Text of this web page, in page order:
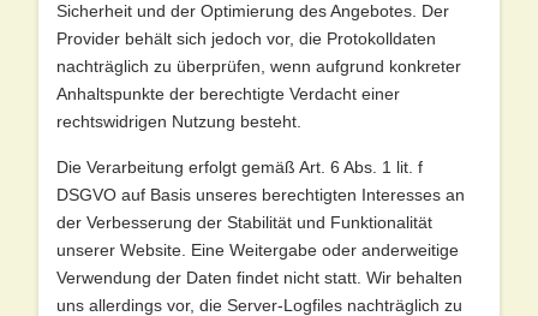
Sicherheit und der Optimierung des Angebotes. Der
Provider behält sich jedoch vor, die Protokolldaten
nachträglich zu überprüfen, wenn aufgrund konkreter
Anhaltspunkte der berechtigte Verdacht einer
rechtswidrigen Nutzung besteht.
Die Verarbeitung erfolgt gemäß Art. 6 Abs. 1 lit. f
DSGVO auf Basis unseres berechtigten Interesses an
der Verbesserung der Stabilität und Funktionalität
unserer Website. Eine Weitergabe oder anderweitige
Verwendung der Daten findet nicht statt. Wir behalten
uns allerdings vor, die Server-Logfiles nachträglich zu